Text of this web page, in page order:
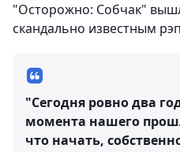
"Осторожно: Собчак"
скандально известным
"Сегодня ровно два
момента нашего
что начать,